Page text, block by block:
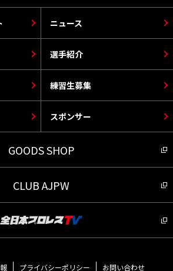
選手紹介
ニュース
スポンサー
練習生募集
GOODS SHOP
CLUB AJPW
プライバシーポリシー お問い合わせ